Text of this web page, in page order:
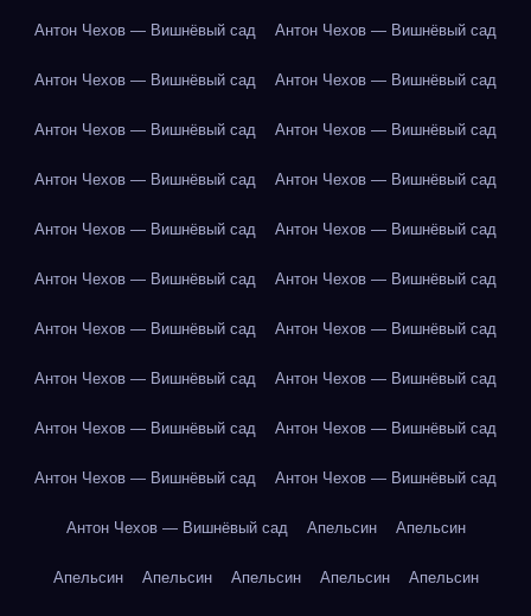
Антон Чехов — Вишнёвый сад Антон Чехов — Вишнёвый сад
Антон Чехов — Вишнёвый сад Антон Чехов — Вишнёвый сад
Антон Чехов — Вишнёвый сад Антон Чехов — Вишнёвый сад
Антон Чехов — Вишнёвый сад Антон Чехов — Вишнёвый сад
Антон Чехов — Вишнёвый сад Антон Чехов — Вишнёвый сад
Антон Чехов — Вишнёвый сад Антон Чехов — Вишнёвый сад
Антон Чехов — Вишнёвый сад Антон Чехов — Вишнёвый сад
Антон Чехов — Вишнёвый сад Антон Чехов — Вишнёвый сад
Антон Чехов — Вишнёвый сад Антон Чехов — Вишнёвый сад
Антон Чехов — Вишнёвый сад Антон Чехов — Вишнёвый сад
Антон Чехов — Вишнёвый сад Апельсин Апельсин
Апельсин Апельсин Апельсин Апельсин Апельсин